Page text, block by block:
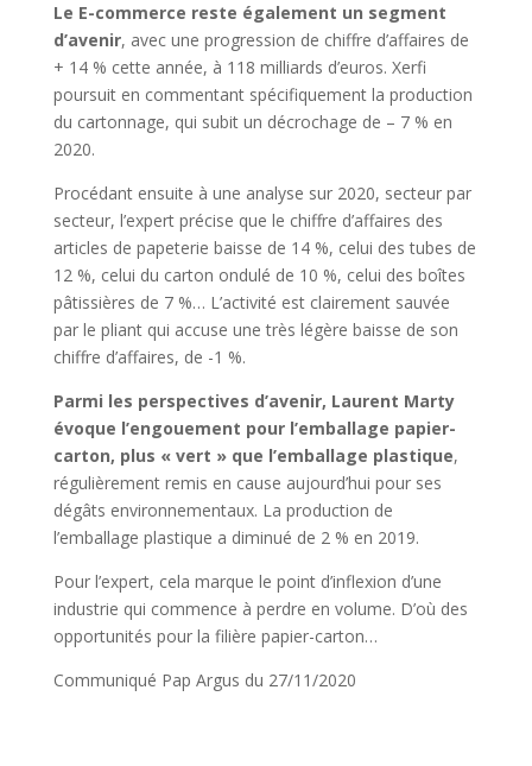
Le E-commerce reste également un segment
d’avenir, avec une progression de chiffre d’affaires de
+ 14 % cette année, à 118 milliards d’euros. Xerfi
poursuit en commentant spécifiquement la production
du cartonnage, qui subit un décrochage de – 7 % en
2020.
Procédant ensuite à une analyse sur 2020, secteur par
secteur, l’expert précise que le chiffre d’affaires des
articles de papeterie baisse de 14 %, celui des tubes de
12 %, celui du carton ondulé de 10 %, celui des boîtes
pâtissières de 7 %… L’activité est clairement sauvée
par le pliant qui accuse une très légère baisse de son
chiffre d’affaires, de -1 %.
Parmi les perspectives d’avenir, Laurent Marty
évoque l’engouement pour l’emballage papier-
carton, plus « vert » que l’emballage plastique,
régulièrement remis en cause aujourd’hui pour ses
dégâts environnementaux. La production de
l’emballage plastique a diminué de 2 % en 2019.
Pour l’expert, cela marque le point d’inflexion d’une
industrie qui commence à perdre en volume. D’où des
opportunités pour la filière papier-carton…
Communiqué Pap Argus du 27/11/2020